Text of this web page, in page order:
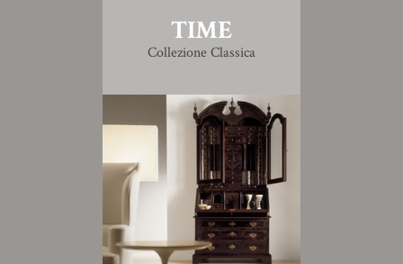
TIME
Collezione Classica